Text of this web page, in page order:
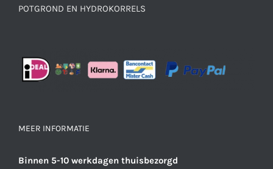
POTGROND EN HYDROKORRELS
MEER INFORMATIE
Binnen 5-10 werkdagen thuisbezorgd